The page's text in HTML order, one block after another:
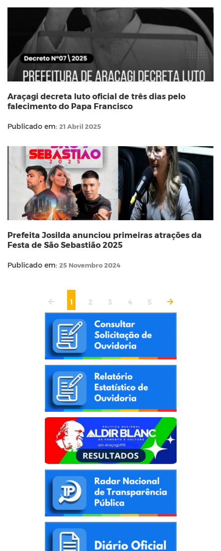
Araçagi decreta luto oficial de três dias pelo
falecimento do Papa Francisco
Publicado em: 21 Abril 2025
Prefeita Josilda anunciou primeiras atrações da
Festa de São Sebastião 2025
Publicado em: 25 Novembro 2024
1 2 3 4 5